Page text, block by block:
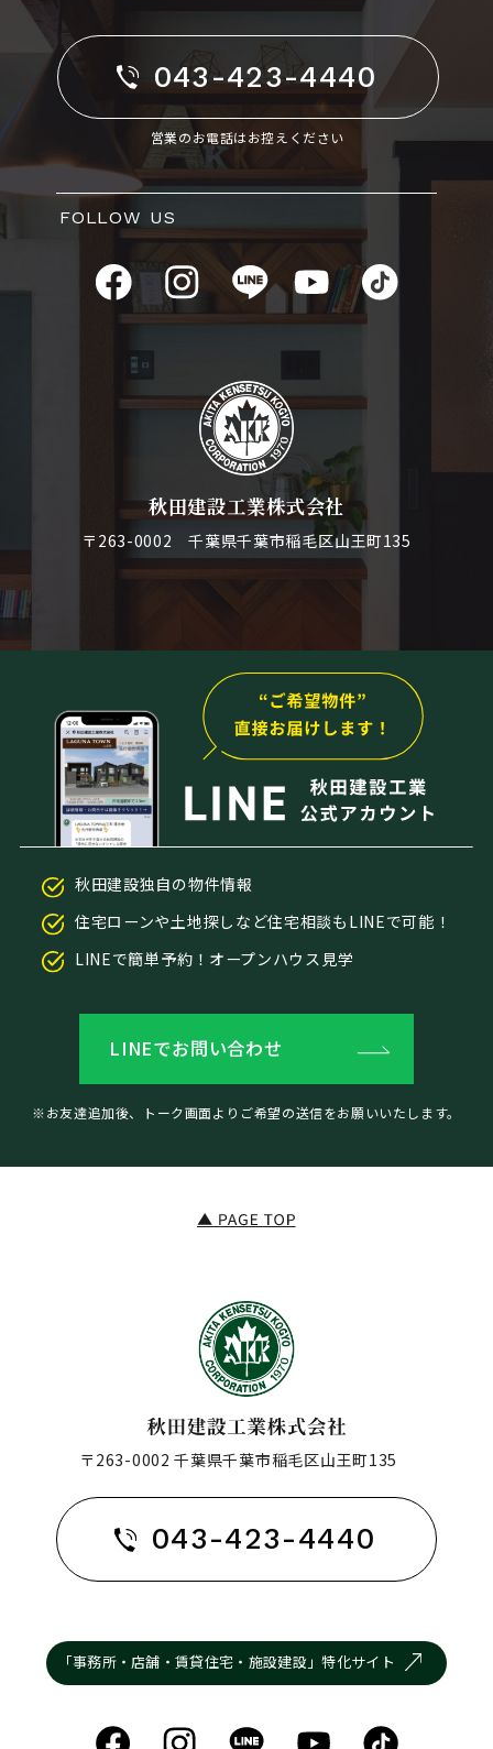
043-423-4440
営業のお電話はお控えください
FOLLOW US
秋田建設工業株式会社
〒263-0002 千葉県千葉市稲毛区山王町135
秋田建設独自の物件情報
住宅ローンや土地探しなど住宅相談もLINEで可能！
LINEで簡単予約！オープンハウス見学
LINEでお問い合わせ
※お友達追加後、トーク画面よりご希望の送信をお願いいたします。
〒263-0002 千葉県千葉市稲毛区山王町135
043-423-4440
「事務所・店舗・賃貸住宅・施設建設」特化サイト